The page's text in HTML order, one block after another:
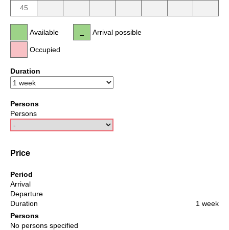
45
Available
Occupied
Arrival possible
Duration
Persons
Persons
Price
Period
Arrival
Departure
Duration
1 week
Persons
No persons specified